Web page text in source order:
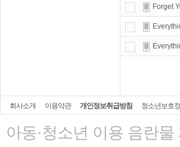
Forget
회사소개 이용약관 개인정보취급방침 청소년보호
아동·청소년 이용 음란